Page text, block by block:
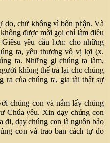
do, chứ không vì bổn phận. Và
được mời gọi chỉ làm điều
yêu cầu hơn: cho những
ta, yêu thương vô vị lợi (x.
ta. Những gì chúng ta làm,
không thể trả lại cho chúng
ra của chúng ta, gia tài thật sự
chúng con và nắm lấy chúng
Chúa yêu. Xin dạy chúng con
đi, dạy chúng con là nguồn bảo
con và trao ban cách tự do